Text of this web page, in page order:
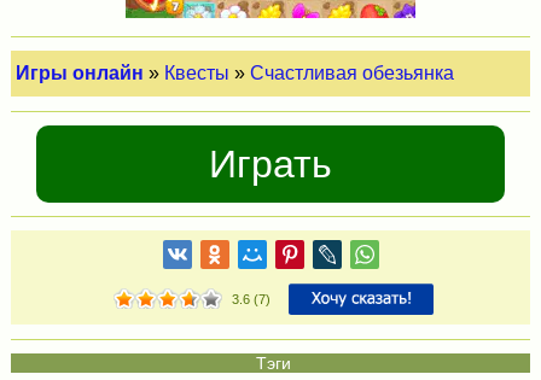
Игры онлайн » Квесты »Счастливая обезьянка
Играть
3.6(7)